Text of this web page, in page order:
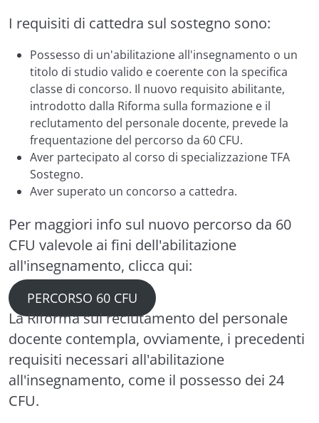
I requisiti di cattedra sul sostegno sono:
Possesso di un'abilitazione all'insegnamento o un
titolo di studio valido e coerente con la specifica
classe di concorso. Il nuovo requisito abilitante,
introdotto dalla Riforma sulla formazione e il
reclutamento del personale docente, prevede la
frequentazione del percorso da 60 CFU.
Aver partecipato al corso di specializzazione TFA
Sostegno.
Aver superato un concorso a cattedra.
Per maggiori info sul nuovo percorso da 60
CFU valevole ai fini dell'abilitazione
all'insegnamento, clicca qui:
PERCORSO 60 CFU
La Riforma sul reclutamento del personale
docente contempla, ovviamente, i precedenti
requisiti necessari all'abilitazione
all'insegnamento, come il possesso dei 24
CFU.